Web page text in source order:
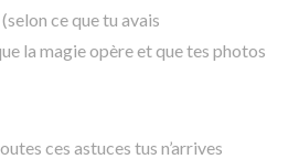
ce que tu avais
la magie opère et que tes photos
ces astuces tus n’arrives